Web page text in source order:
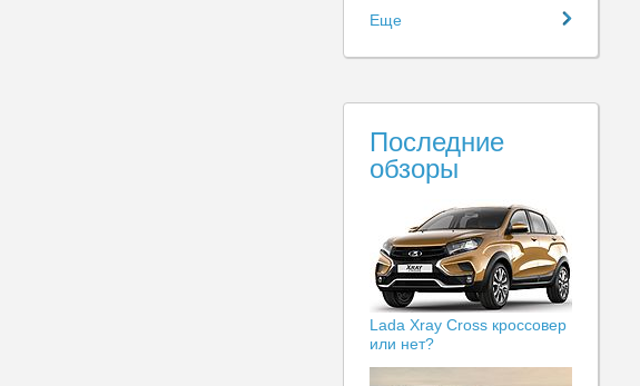
Еще
Последние
обзоры
Lada Xray Cross кроссовер
или нет?